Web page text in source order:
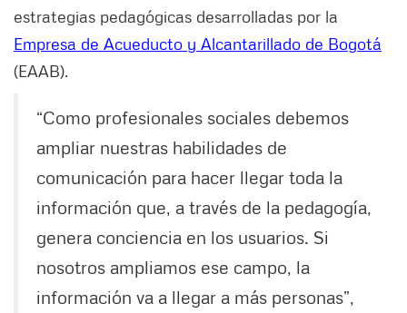
estrategias pedagógicas desarrolladas por la
Empresa de Acueducto y Alcantarillado de Bogotá
(EAAB).
“Como profesionales sociales debemos
ampliar nuestras habilidades de
comunicación para hacer llegar toda la
información que, a través de la pedagogía,
genera conciencia en los usuarios. Si
nosotros ampliamos ese campo, la
información va a llegar a más personas”,